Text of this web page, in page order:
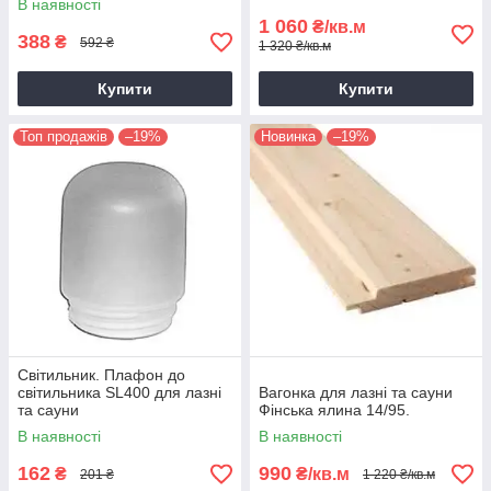
В наявності
388 ₴ 592 ₴
Купити
1 060 ₴/кв.м
1 320 ₴/кв.м
Купити
Топ продажів –19%
Світильник. Плафон до
світильника SL400 для лазні
та сауни
В наявності
162 ₴ 201 ₴
Новинка –19%
Вагонка для лазні та сауни
Фінська ялина 14/95.
В наявності
990 ₴/кв.м 1 220 ₴/кв.м